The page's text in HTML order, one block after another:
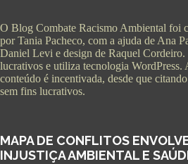
O Blog Combate Racismo Ambiental foi
por Tania Pacheco, com a ajuda de Ana
Daniel Levi e design de Raquel
lucrativos e utiliza tecnologia WordPress.
conteúdo é incentivada, desde que
sem fins lucrativos.
MAPA DE CONFLITOS
INJUSTIÇA AMBIENTAL E